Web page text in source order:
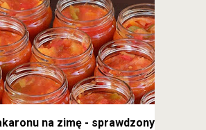
na zimę - sprawdzony